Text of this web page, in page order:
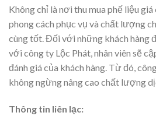
Không chỉ là nơi thu mua phế liệu
phong cách phục vụ và chất lượng
cùng tốt. Đối với những khách hàng
với công ty Lộc Phát, nhân viên sẽ
đánh giá của khách hàng. Từ đó,
không ngừng nâng cao chất lượng
Thông tin liên lạc: